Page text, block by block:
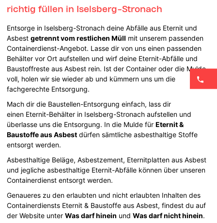
richtig füllen in Iselsberg-Stronach
Entsorge in Iselsberg-Stronach deine Abfälle aus Eternit und
Asbestgetrennt vom restlichen Müll mit unserem passenden
Containerdienst-Angebot. Lasse dir von uns einen passenden
Behälter vor Ort aufstellen und wirf deine Eternit-Abfälle und
Baustoffreste aus Asbest rein. Ist der Container oder die Mulde
voll, holen wir sie wieder ab und kümmern uns um die
fachgerechte Entsorgung.
Mach dir die Baustellen-Entsorgung einfach, lass dir
einen Eternit-Behälter in Iselsberg-Stronach aufstellen und
überlasse uns die Entsorgung. In die Mulde fürEternit &
Baustoffe aus Asbest dürfen sämtliche asbesthaltige Stoffe
entsorgt werden.
Asbesthaltige Beläge, Asbestzement, Eternitplatten aus Asbest
und jegliche asbesthaltige Eternit-Abfälle können über unseren
Containerdienst entsorgt werden.
Genaueres zu den erlaubten und nicht erlaubten Inhalten des
Containerdiensts Eternit & Baustoffe aus Asbest, findest du auf
der Website unterWas darf hinein undWas darf nicht hinein.